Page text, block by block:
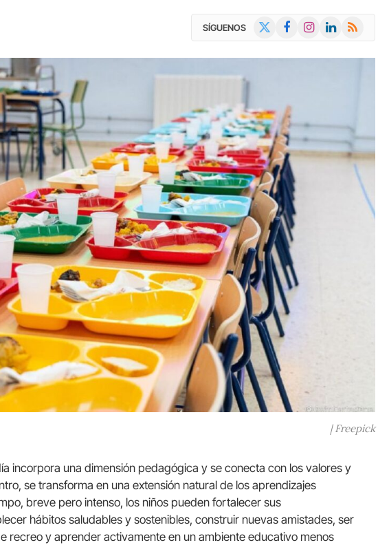
SÍGUENOS FacebookInstagramLinkedIn
RSS
| Freepick
incorpora una dimensión pedagógica y se conecta con los valores y
se transforma en una extensión natural de los aprendizajes
breve pero intenso, los niños pueden fortalecer sus
hábitos saludables y sostenibles, construir nuevas amistades, ser
recreo y aprender activamente en un ambiente educativo menos